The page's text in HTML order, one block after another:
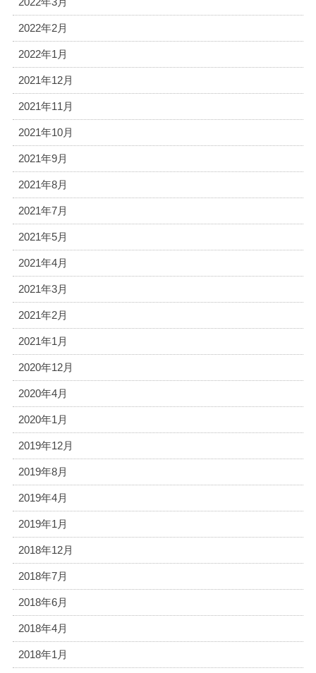
2022年2月
2022年1月
2021年12月
2021年11月
2021年10月
2021年9月
2021年8月
2021年7月
2021年5月
2021年4月
2021年3月
2021年2月
2021年1月
2020年12月
2020年4月
2020年1月
2019年12月
2019年8月
2019年4月
2019年1月
2018年12月
2018年7月
2018年6月
2018年4月
2018年1月